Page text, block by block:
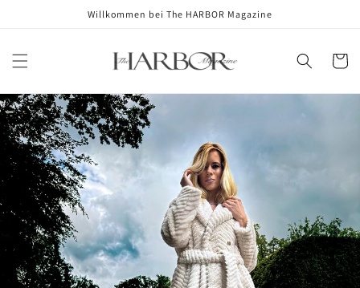
Willkommen bei The HARBOR Magazine
Cart